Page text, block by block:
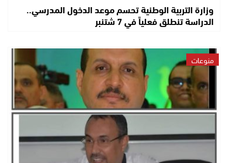
وزارة التربية الوطنية تحسم موعد الدخول المدرسي..
الدراسة تنطلق فعلياً في 7 شتنبر
منوعات